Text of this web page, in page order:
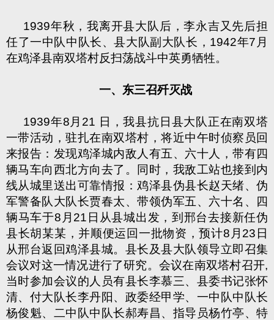
1939年秋，我离开县大队后，李永吉又先后担
任了一中队中队长、县大队副大队长，1942年7月
在鸡泽县南双塔村反扫荡战斗中英勇牺牲。
一、 东三召歼灭战
1939年8月21 日，我县抗日县大队正在南双塔
一带活动，驻扎在南双塔村，将近中午时侦察员回
来报告：发现鸡泽城内敌人有五、六十人，带有四
辆马车向西北方向去了。同时，我敌工站也接到内
线从城里送出可靠情报：鸡泽县伪县长赵天绪、伪
军警备队大队长贾春太、带领伪军五、六十名、四
辆马车于8月21日从县城出发，到邢台去接新任伪
县长胡某某，并顺便运回一批物资，预计8月23日
从邢台返回鸡泽县城。县长及县大队领导立即召集
会议对这一情况进行了研究。会议在南双塔村召开,
当时参加会议的人员有县长李慕三、县委书记张怀
清、付大队长李丹阳、政委经甲学、一中队中队长
杨俊魁、二中队中队长郝寿昌、指导员杨竹亭、特